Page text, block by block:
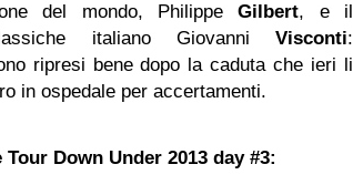
del mondo, PhilippeGilbert, e il
italiano Giovanni Visconti:
ripresi bene dopo la caduta che ieri li
in ospedale per accertamenti.
Down Under 2013 day #3: